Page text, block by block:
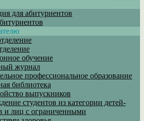
для абитуриентов
обучение
журнал
профессиональное образование
библиотека
выпускников
студентов из категории детей-
и лиц с ограниченными